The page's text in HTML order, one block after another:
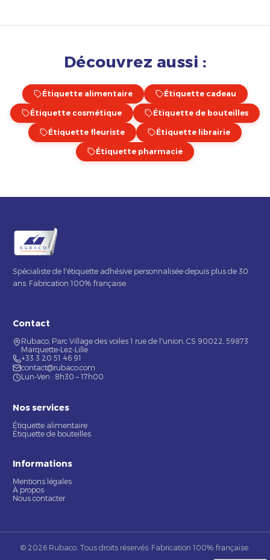
Découvrez aussi :
Étiquette alimentaire Étiquette cadeau
Étiquette cosmétique Étiquette de bouteilles
Étiquette fleuriste Étiquette librairie
Étiquette pharmacie
Spécialiste de l'étiquette adhésive personnalisée depuis plus de 30
ans. Fabrication 100% française.
Contact
Rubaco, Parc Village des voiles 1 rue de l'union, CS 90022, 59873
Marquette-Lez-Lille
+33 3 20 51 46 91
contact@rubaco.com
Lun-Ven : 8h30 – 17h00
Nos services
Étiquette alimentaire
Étiquette de bouteilles
Informations
Mentions légales
À propos
Nous contacter
© 2026 Rubaco. Tous droits réservés. Fabrication 100% française.